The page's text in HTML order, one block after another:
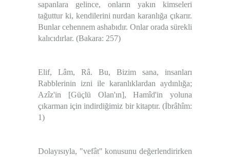
sapanlara gelince, onların yakın kimseleri
tağuttur ki, kendilerini nurdan karanlığa çıkarır.
Bunlar cehennem ashabıdır. Onlar orada sürekli
kalıcıdırlar. (Bakara: 257)
Elif, Lâm, Râ. Bu, Bizim sana, insanları
Rabblerinin izni ile karanlıklardan aydınlığa;
Azîz'in [Güçlü Olan'ın], Hamîd'in yoluna
çıkarman için indirdiğimiz bir kitaptır. (İbrâhîm:
1)
Dolayısıyla, "vefât" konusunu değerlendirirken